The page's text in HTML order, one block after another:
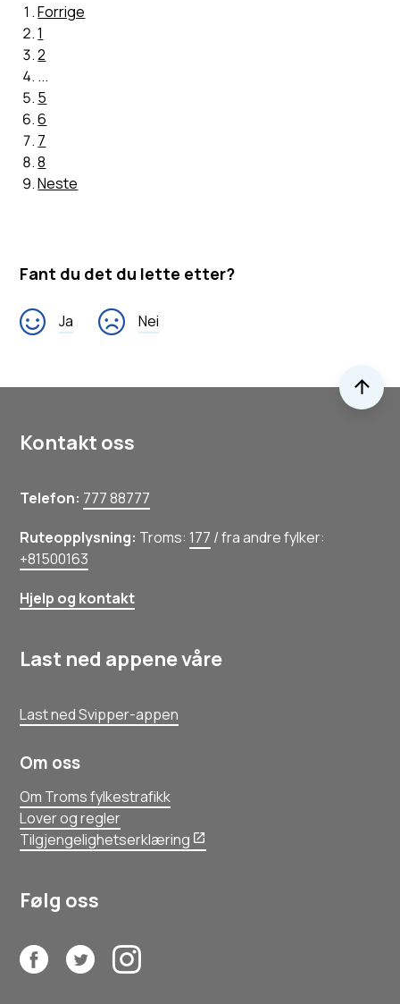
Forrige
1
2
...
5
6
7
8
Neste
Fant du det du lette etter?
Ja Nei
Til
Kontakt oss
Telefon: 777 88777
Ruteopplysning: Troms: 177 / fra andre fylker:
+81500163
Hjelp og kontakt
Last ned appene våre
Last ned Svipper-appen
Om oss
Om Troms fylkestrafikk
Lover og regler
Tilgjengelighetserklæring
Følg oss
FacebookTwitter